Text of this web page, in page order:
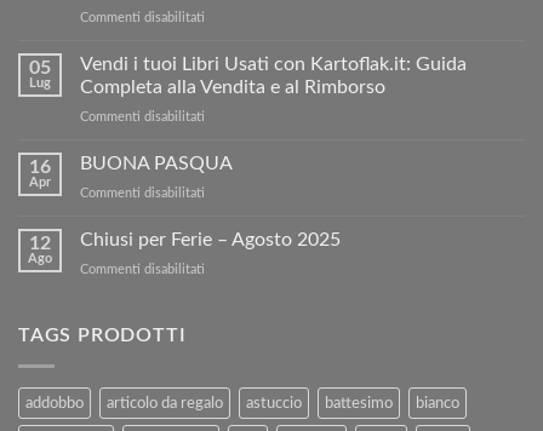
Commenti disabilitati
Risparmia:
sconto
05
Lug
Vendi i tuoi Libri Usati con Kartoflak.it: Guida
Completa alla Vendita e al Rimborso
Commenti disabilitati
i
tuoi
con
Rimborso
16
Apr
BUONA PASQUA
Commenti disabilitati
PASQUA
12
Ago
Chiusi per Ferie – Agosto 2025
Commenti disabilitati
2025
TAGS PRODOTTI
addobbo articolo da regalo astuccio battesimo bianco